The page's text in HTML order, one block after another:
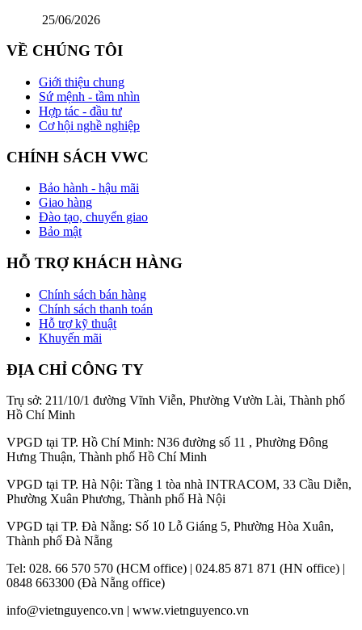
25/06/2026
VỀ CHÚNG TÔI
Giới thiệu chung
Sứ mệnh - tầm nhìn
Hợp tác - đầu tư
Cơ hội nghề nghiệp
CHÍNH SÁCH VWC
Bảo hành - hậu mãi
Giao hàng
Đào tạo, chuyển giao
Bảo mật
HỖ TRỢ KHÁCH HÀNG
Chính sách bán hàng
Chính sách thanh toán
Hỗ trợ kỹ thuật
Khuyến mãi
ĐỊA CHỈ CÔNG TY
Trụ sở: 211/10/1 đường Vĩnh Viễn, Phường Vườn Lài, Thành phố
Hồ Chí Minh
VPGD tại TP. Hồ Chí Minh: N36 đường số 11 , Phường Đông
Hưng Thuận, Thành phố Hồ Chí Minh
VPGD tại TP. Hà Nội: Tầng 1 tòa nhà INTRACOM, 33 Cầu Diễn,
Phường Xuân Phương, Thành phố Hà Nội
VPGD tại TP. Đà Nẵng: Số 10 Lỗ Giáng 5, Phường Hòa Xuân,
Thành phố Đà Nẵng
Tel: 028. 66 570 570 (HCM office) | 024.85 871 871 (HN office) |
0848 663300 (Đà Nẵng office)
info@vietnguyenco.vn | www.vietnguyenco.vn